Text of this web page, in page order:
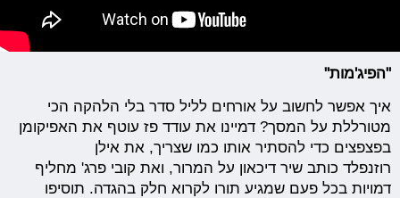
"הפיג'מות"
איך אפשר לחשוב על אורחים לליל סדר בלי הלהקה הכי
מטורללת על המסך? דמיינו את עודד פז עוטף את האפיקומן
בפצפצים כדי להסתיר אותו כמו שצריך, את אילן
רוזנפלד כותב שיר דיכאון על המרור, ואת קובי פרג' מחליף
דמויות בכל פעם שמגיע תורו לקרוא חלק בהגדה. תוסיפו